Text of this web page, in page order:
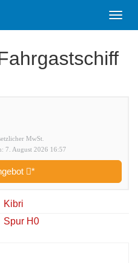
MwSt.
7. August 2026 16:57
*
Kibri
Spur H0